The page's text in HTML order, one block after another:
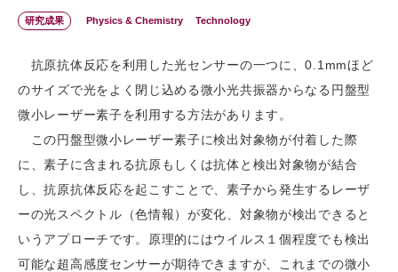
研究成果 Physics & Chemistry Technology
抗原抗体反応を利用した光センサーの一つに、0.1mmほど
のサイズで光をよく閉じ込める微小光共振器からなる円盤型
微小レーザー素子を利用する方法があります。
この円盤型微小レーザー素子に検出対象物が付着した際
に、素子に含まれる抗原もしくは抗体と検出対象物が結合
し、抗原抗体反応を起こすことで、素子から発生するレーザ
ーの光スペクトル（色情報）が変化、対象物が検出できると
いうアプローチです。原理的にはウイルス１個程度でも検出
可能な超高感度センサーが期待できますが、これまでの微小